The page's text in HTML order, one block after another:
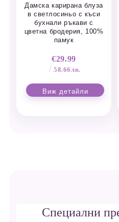
Дамска карирана блуза
в светлосиньо с къси
бухнали ръкави с
цветна бродерия, 100%
памук
€29.99
58.66лв.
Виж детайли
Специални